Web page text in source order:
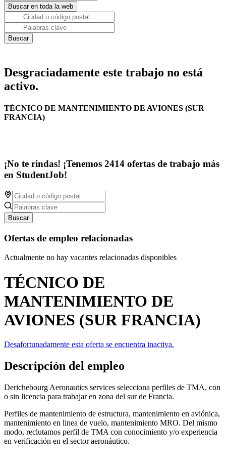
Desgraciadamente este trabajo no está
activo.
TÉCNICO DE MANTENIMIENTO DE AVIONES (SUR
FRANCIA)
¡No te rindas! ¡Tenemos 2414 ofertas de trabajo más
en StudentJob!
Buscar
Ofertas de empleo relacionadas
Actualmente no hay vacantes relacionadas disponibles
TÉCNICO DE
MANTENIMIENTO DE
AVIONES (SUR FRANCIA)
Desafortunadamente esta oferta se encuentra inactiva.
Descripción del empleo
Derichebourg Aeronautics services selecciona perfiles de TMA, con
o sin licencia para trabajar en zona del sur de Francia.
Perfiles de mantenimiento de estructura, mantenimiento en aviónica,
mantenimiento en linea de vuelo, mantenimiento MRO. Del mismo
modo, reclutamos perfil de TMA con conocimiento y/o experiencia
en verificación en el sector aeronáutico.